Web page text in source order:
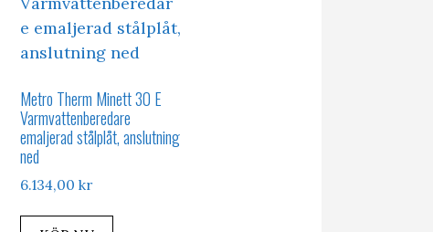
Metro Therm Minett 30 E
Varmvattenberedare
emaljerad stålplåt, anslutning
ned
6.134,00kr